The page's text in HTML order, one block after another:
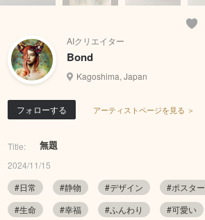
AIクリエイター
Bond
Kagoshima, Japan
フォローする アーティストページを見る ＞
Title: 無題
2024/11/15
#日常
#静物 #デザイン #ポスター
#生命
#幸福 #ふんわり #可愛い